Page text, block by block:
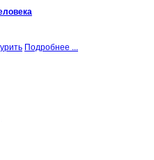
Подробнее ...